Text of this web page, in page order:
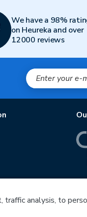
We have a 98%
on Heureka and over
12000 reviews
traffic analysis, to